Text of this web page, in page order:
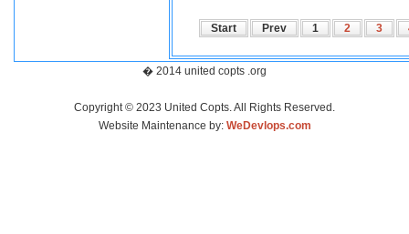
Start Prev 1 2 3
� 2014 united copts .org
Copyright © 2023 United Copts. All Rights Reserved.
Website Maintenance by: WeDevlops.com